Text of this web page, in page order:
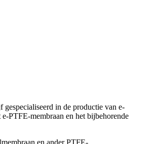
in de productie van e-
PTFE-membraan en het bijbehorende
en ander PTFE-